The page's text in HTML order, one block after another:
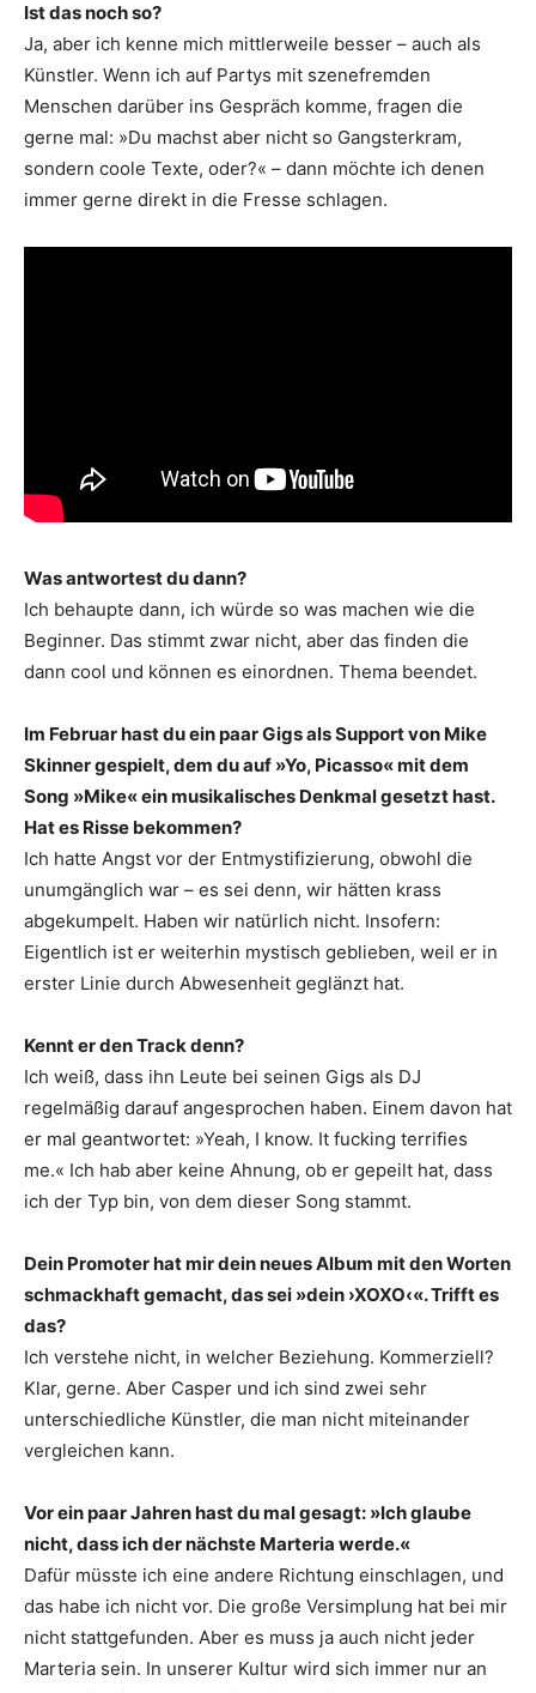
Ist das noch so?
Ja, aber ich kenne mich mittlerweile besser – auch als
Künstler. Wenn ich auf Partys mit szenefremden
Menschen darüber ins Gespräch komme, fragen die
gerne mal: »Du machst aber nicht so Gangsterkram,
sondern coole Texte, oder?« – dann möchte ich denen
immer gerne direkt in die Fresse schlagen.
Was antwortest du dann?
Ich behaupte dann, ich würde so was machen wie die
Beginner. Das stimmt zwar nicht, aber das finden die
dann cool und können es einordnen. Thema beendet.
Im Februar hast du ein paar Gigs als Support von Mike
Skinner gespielt, dem du auf »Yo, Picasso« mit dem
Song »Mike« ein musikalisches Denkmal gesetzt hast.
Hat es Risse bekommen?
Ich hatte Angst vor der Entmystifizierung, obwohl die
unumgänglich war – es sei denn, wir hätten krass
abgekumpelt. Haben wir natürlich nicht. Insofern:
Eigentlich ist er weiterhin mystisch geblieben, weil er in
erster Linie durch Abwesenheit geglänzt hat.
Kennt er den Track denn?
Ich weiß, dass ihn Leute bei seinen Gigs als DJ
regelmäßig darauf angesprochen haben. Einem davon hat
er mal geantwortet: »Yeah, I know. It fucking terrifies
me.« Ich hab aber keine Ahnung, ob er gepeilt hat, dass
ich der Typ bin, von dem dieser Song stammt.
Dein Promoter hat mir dein neues Album mit den Worten
schmackhaft gemacht, das sei »dein ›XOXO‹«. Trifft es
das?
Ich verstehe nicht, in welcher Beziehung. Kommerziell?
Klar, gerne. Aber Casper und ich sind zwei sehr
unterschiedliche Künstler, die man nicht miteinander
vergleichen kann.
Vor ein paar Jahren hast du mal gesagt: »Ich glaube
nicht, dass ich der nächste Marteria werde.«
Dafür müsste ich eine andere Richtung einschlagen, und
das habe ich nicht vor. Die große Versimplung hat bei mir
nicht stattgefunden. Aber es muss ja auch nicht jeder
Marteria sein. In unserer Kultur wird sich immer nur an